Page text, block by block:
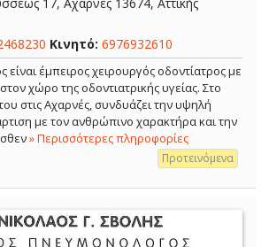
Κινητό: 6976932610
είναι έμπειρος χειρουργός οδοντίατρος με
χώρο της οδοντιατρικής υγείας. Στο
στις Αχαρνές, συνδυάζει την υψηλή
με τον ανθρώπινο χαρακτήρα και την
» Περισσότερες πληροφορίες
Προτεινόμενα